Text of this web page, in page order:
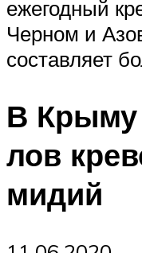
ежегодный
Черном и
составляет
В Крыму
лов
мидий